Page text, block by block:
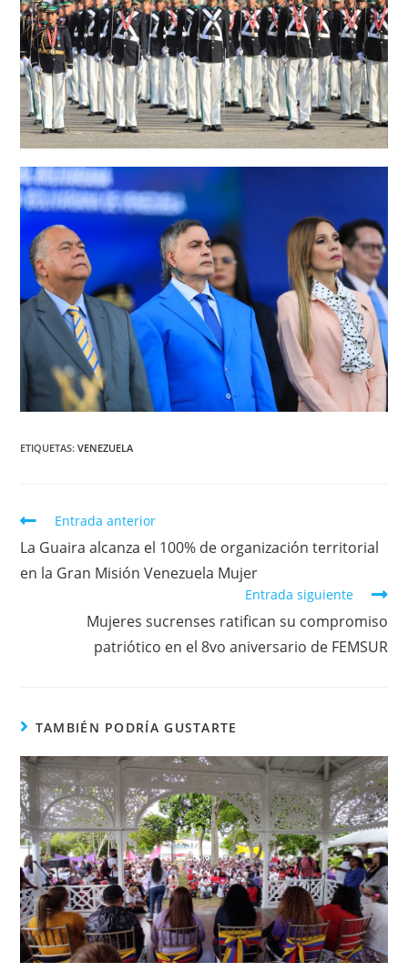
ETIQUETAS:VENEZUELA
Entrada anterior
La Guaira alcanza el 100% de organización territorial
en la Gran Misión Venezuela Mujer
Entrada siguiente
Mujeres sucrenses ratifican su compromiso
patriótico en el 8vo aniversario de FEMSUR
TAMBIÉN PODRÍA GUSTARTE